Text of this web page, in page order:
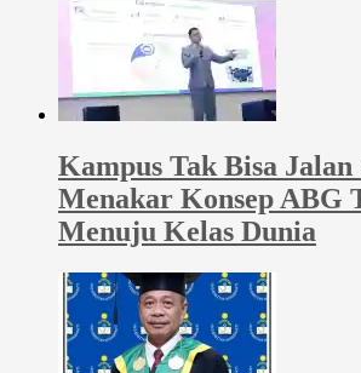
Kampus Tak Bisa
Menakar Konsep ABG
Menuju Kelas Dunia